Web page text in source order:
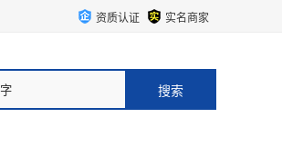
资质认证 实名商家